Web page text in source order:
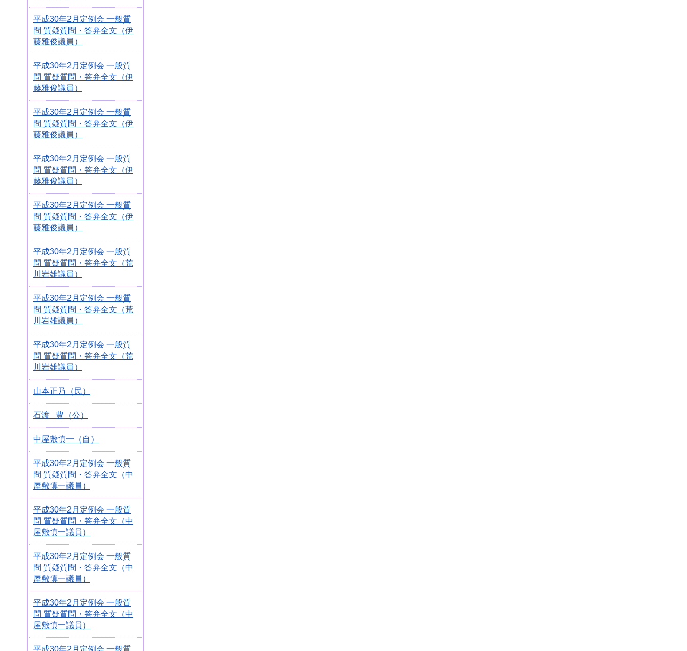
平成30年2月定例会 一般質
問 質疑質問・答弁全文（伊
藤雅俊議員）
平成30年2月定例会 一般質
問 質疑質問・答弁全文（伊
藤雅俊議員）
平成30年2月定例会 一般質
問 質疑質問・答弁全文（伊
藤雅俊議員）
平成30年2月定例会 一般質
問 質疑質問・答弁全文（伊
藤雅俊議員）
平成30年2月定例会 一般質
問 質疑質問・答弁全文（伊
藤雅俊議員）
平成30年2月定例会 一般質
問 質疑質問・答弁全文（荒
川岩雄議員）
平成30年2月定例会 一般質
問 質疑質問・答弁全文（荒
川岩雄議員）
平成30年2月定例会 一般質
問 質疑質問・答弁全文（荒
川岩雄議員）
山本正乃（民）
石渡 豊（公）
中屋敷慎一（自）
平成30年2月定例会 一般質
問 質疑質問・答弁全文（中
屋敷慎一議員）
平成30年2月定例会 一般質
問 質疑質問・答弁全文（中
屋敷慎一議員）
平成30年2月定例会 一般質
問 質疑質問・答弁全文（中
屋敷慎一議員）
平成30年2月定例会 一般質
問 質疑質問・答弁全文（中
屋敷慎一議員）
平成30年2月定例会 一般質